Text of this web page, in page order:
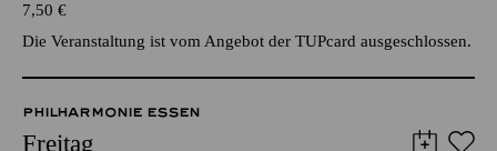
7,50 €
Die Veranstaltung ist vom Angebot der TUPcard ausgeschlossen.
PHILHARMONIE ESSEN
Freitag